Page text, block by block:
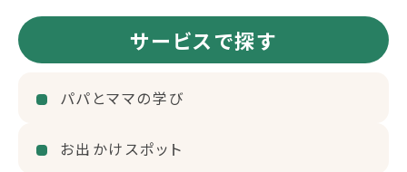
サービスで探す
パパとママの学び
お出かけスポット